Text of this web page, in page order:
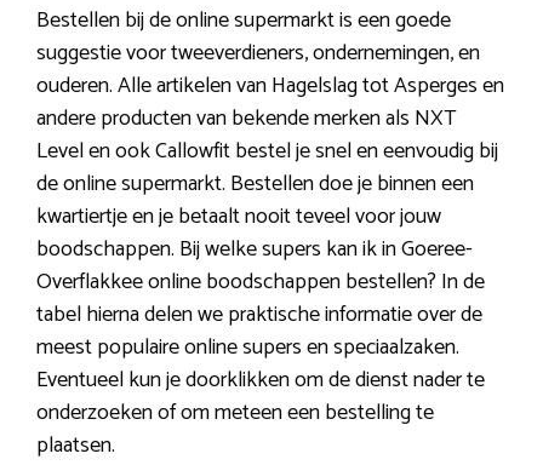
Bestellen bij de online supermarkt is een goede
suggestie voor tweeverdieners, ondernemingen, en
ouderen. Alle artikelen van Hagelslag tot Asperges en
andere producten van bekende merken als NXT
Level en ook Callowfit bestel je snel en eenvoudig bij
de online supermarkt. Bestellen doe je binnen een
kwartiertje en je betaalt nooit teveel voor jouw
boodschappen. Bij welke supers kan ik in Goeree-
Overflakkee online boodschappen bestellen? In de
tabel hierna delen we praktische informatie over de
meest populaire online supers en speciaalzaken.
Eventueel kun je doorklikken om de dienst nader te
onderzoeken of om meteen een bestelling te
plaatsen.